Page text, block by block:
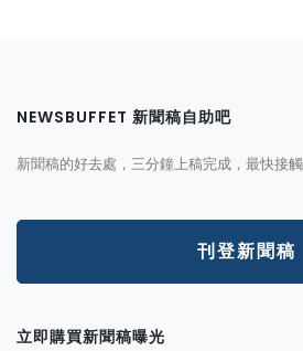
NEWSBUFFET 新聞稿自助吧
新聞稿的好去處，三分鐘上稿完成，最快接
刊登新聞稿
立即購買新聞稿曝光